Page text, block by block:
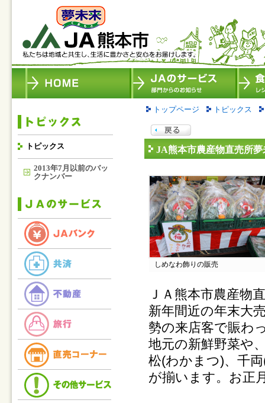
トピックス
2013年7月以前のバッ
クナンバー
トップページ トピックス
JA熊本市農産物直売所
しめなわ飾りの販売
ＪＡ熊本市農産物
新年間近の年末大
勢の来店客で賑わ
地元の新鮮野菜や
松(わかまつ)、千
が揃います。お正